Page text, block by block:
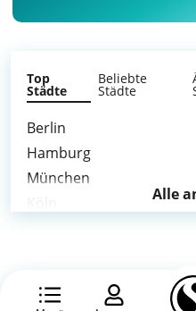
Top
Städte
Beliebte
Städte
Berlin
Hamburg
München
Leipzig
Alle